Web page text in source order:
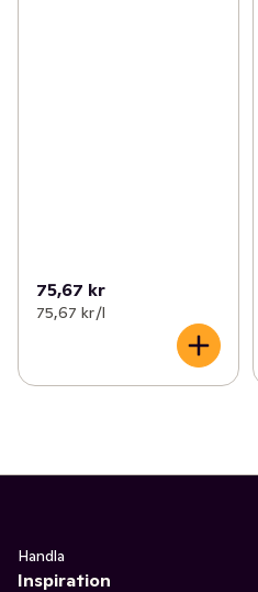
75,67 kr
75,67 kr /l
Handla
Inspiration